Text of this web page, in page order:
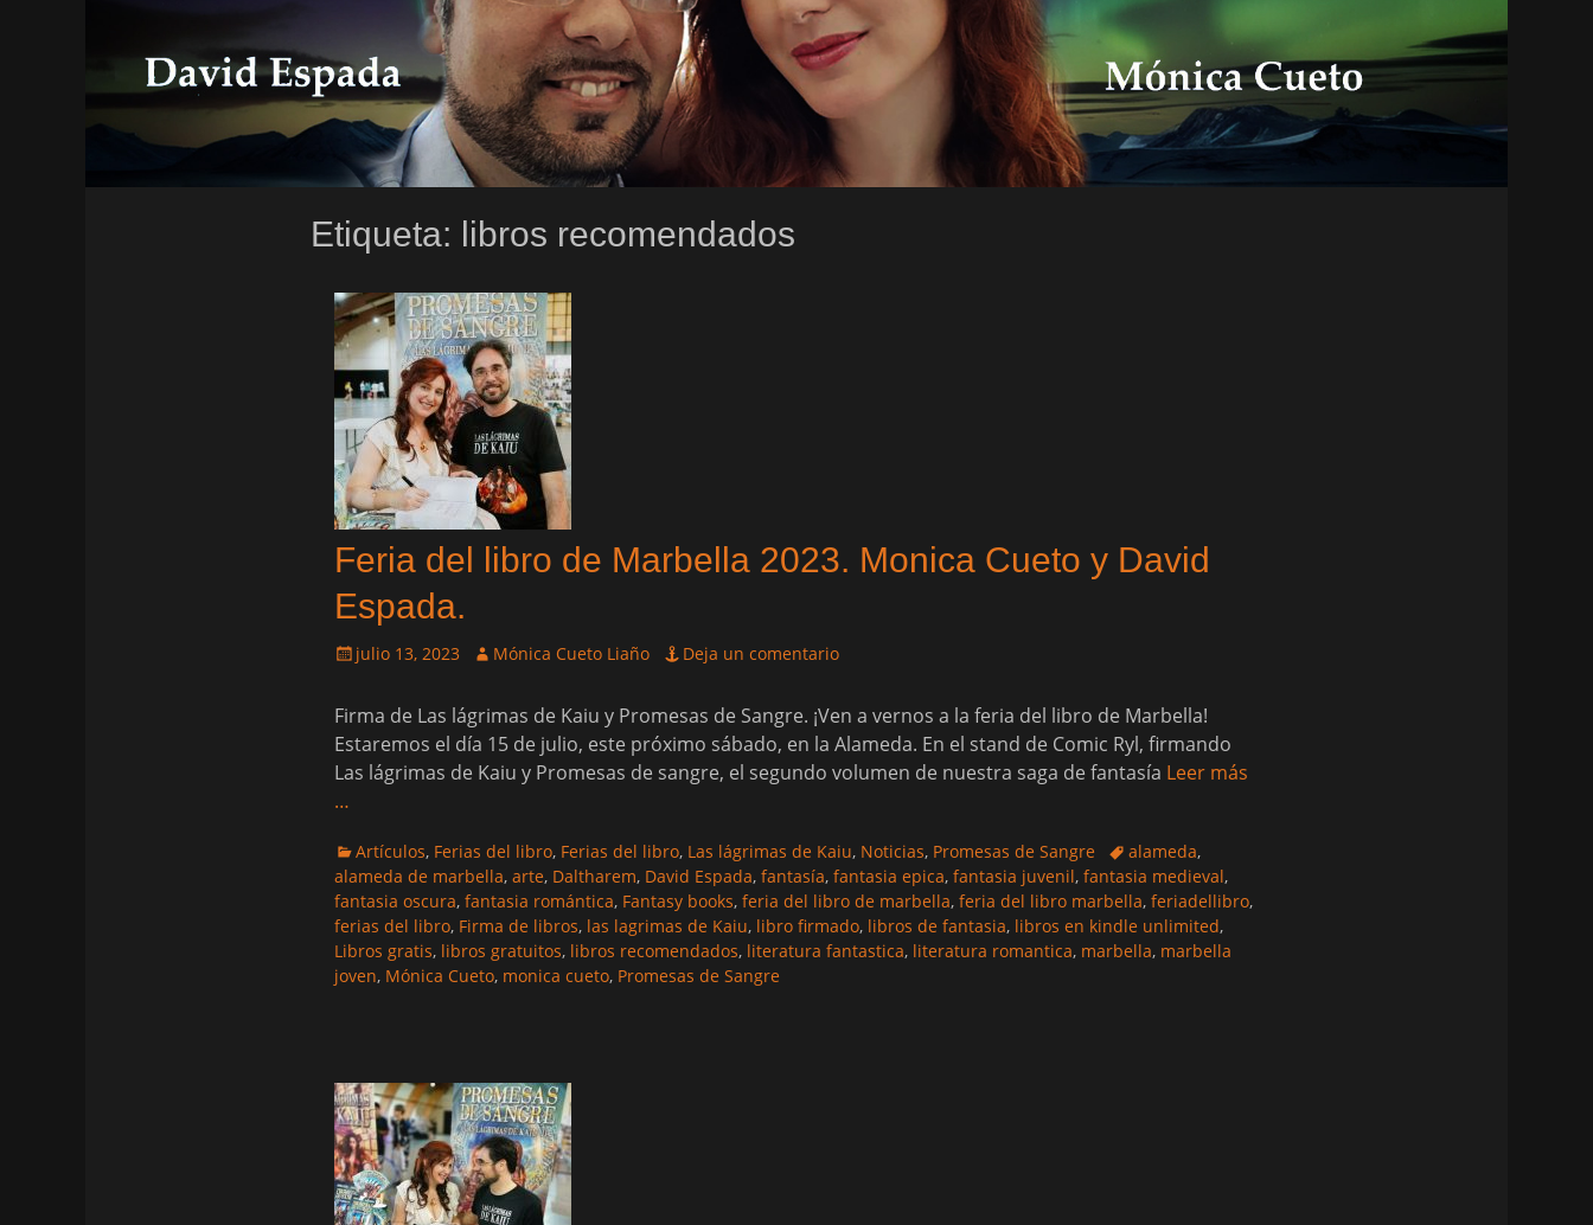
Etiqueta: libros recomendados
Feria del libro de Marbella 2023. Monica Cueto y David
Espada.
Publicado
julio 13, 2023 AutorMónica Cueto Liaño Deja un comentario
Firma de Las lágrimas de Kaiu y Promesas de Sangre. ¡Ven a vernos a la feria del libro de Marbella!
Estaremos el día 15 de julio, este próximo sábado, en la Alameda. En el stand de Comic Ryl, firmando
Las lágrimas de Kaiu y Promesas de sangre, el segundo volumen de nuestra saga de fantasía Leer más
…
Categorias
Artículos, Ferias del libro, Ferias del libro, Las lágrimas de Kaiu, Noticias, Promesas de Sangre Etiquetas
alameda,
alameda de marbella, arte, Daltharem, David Espada, fantasía, fantasia epica, fantasia juvenil, fantasia medieval,
fantasia oscura, fantasia romántica, Fantasy books, feria del libro de marbella, feria del libro marbella, feriadellibro,
ferias del libro, Firma de libros, las lagrimas de Kaiu, libro firmado, libros de fantasia, libros en kindle unlimited,
Libros gratis, libros gratuitos, libros recomendados, literatura fantastica, literatura romantica, marbella, marbella
joven, Mónica Cueto, monica cueto, Promesas de Sangre